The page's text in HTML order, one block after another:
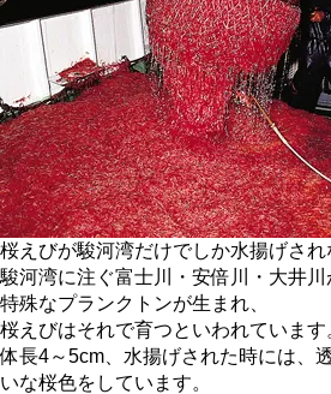
桜えびが駿河湾だけでしか水揚げされ
駿河湾に注ぐ富士川・安倍川・大井
特殊なプランクトンが生まれ、
桜えびはそれで育つといわれています
体長4～5cm、水揚げされた時には、
いな桜色をしています。